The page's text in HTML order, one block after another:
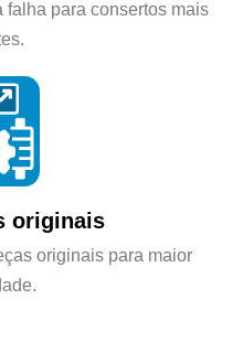
falha para consertos mais
originais
originais para maior